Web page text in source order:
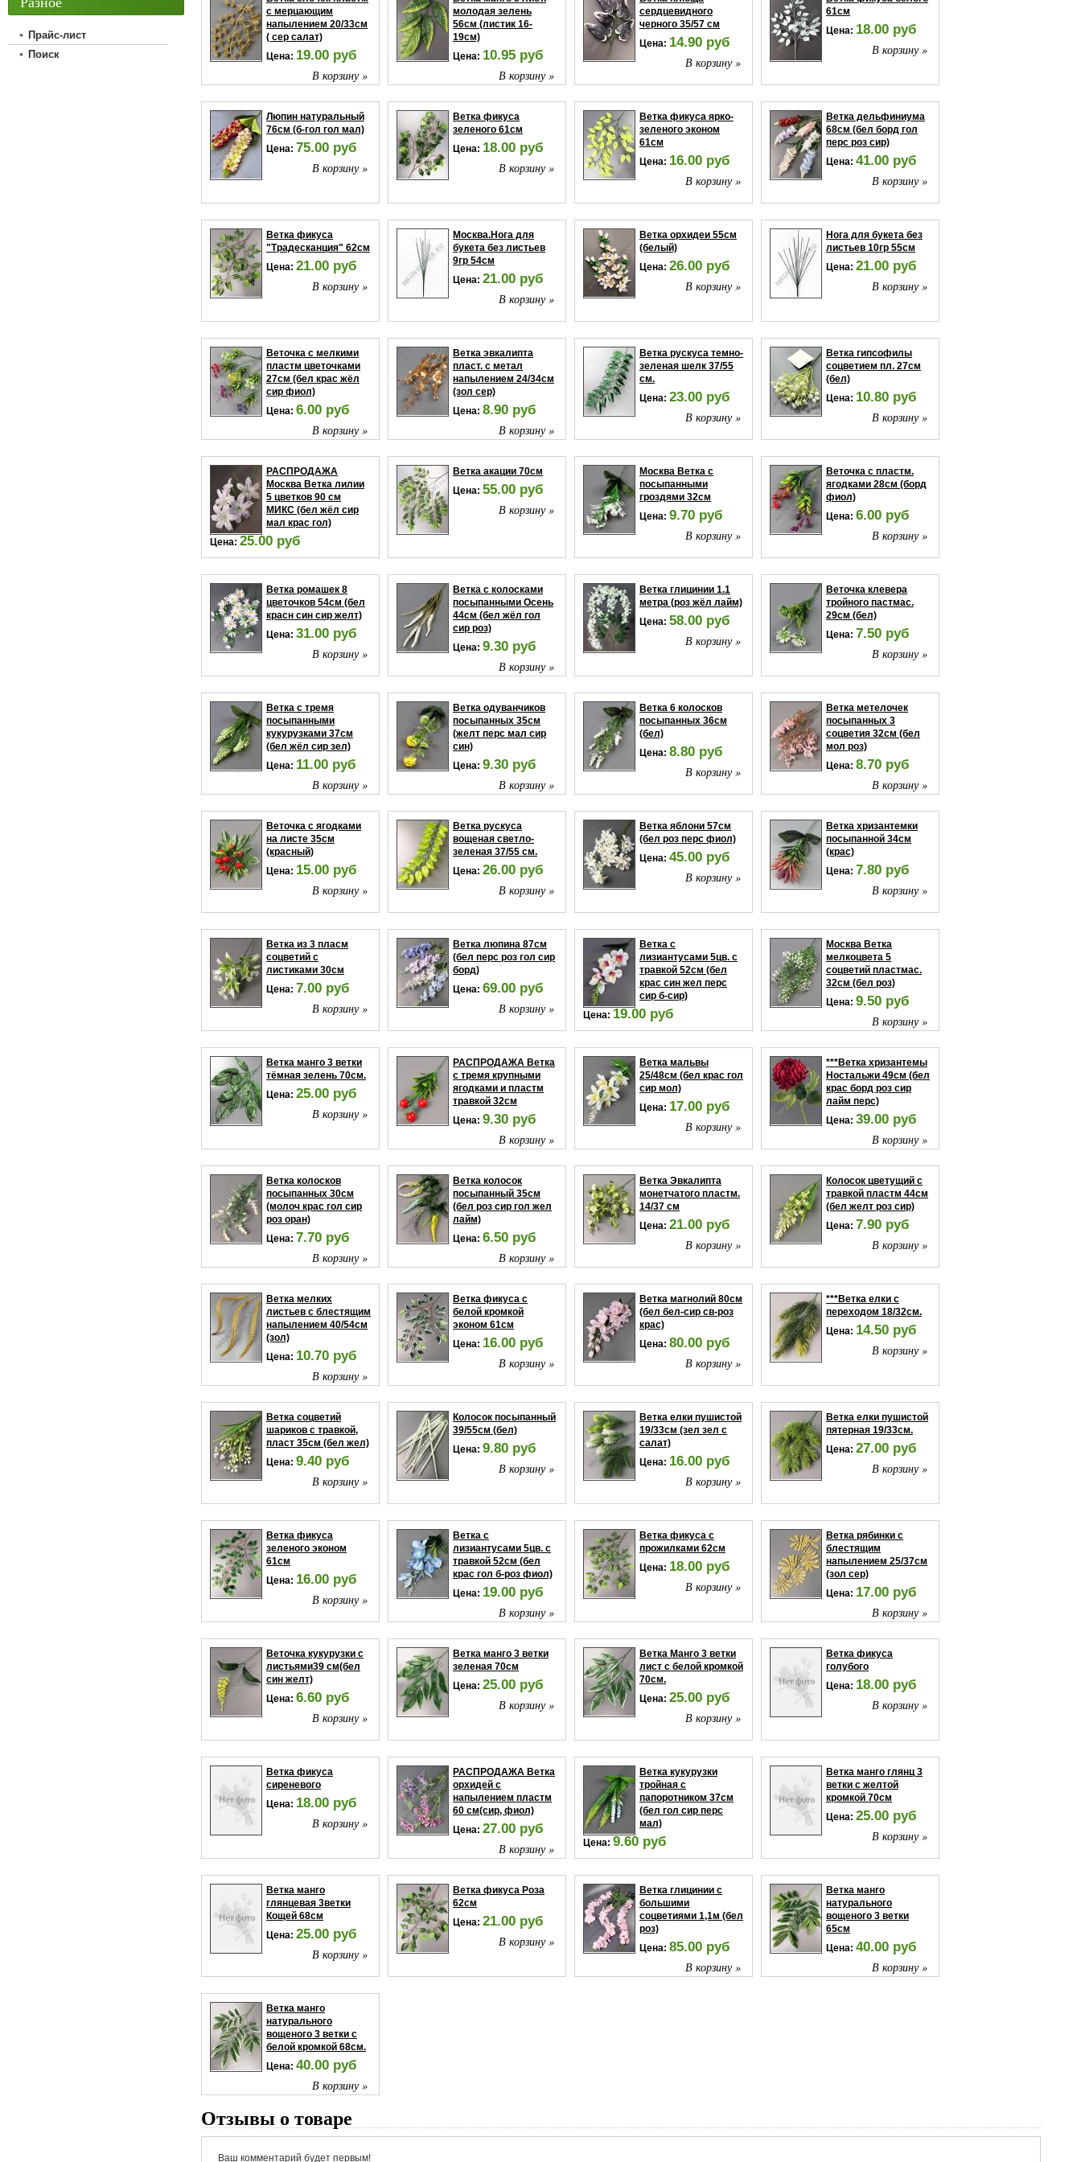
с мерцающим
напылением 20/33см
( сер салат)
Цена: 19.00 руб
В корзину »
молодая зелень
56см (листик 16-
19см)
Цена: 10.95 руб
В корзину »
сердцевидного
черного 35/57 см
Цена: 14.90 руб
В корзину »
61см
Цена: 18.00 руб
В корзину »
Люпин натуральный
76см (б-гол гол мал)
Цена: 75.00 руб
В корзину »
Ветка фикуса
зеленого 61см
Цена: 18.00 руб
В корзину »
Ветка фикуса ярко-
зеленого эконом
61см
Цена: 16.00 руб
В корзину »
Ветка дельфиниума
68см (бел борд гол
перс роз сир)
Цена: 41.00 руб
В корзину »
Ветка фикуса
"Традесканция" 62см
Цена: 21.00 руб
В корзину »
Москва.Нога для
букета без листьев
9гр 54см
Цена: 21.00 руб
В корзину »
Ветка орхидеи 55см
(белый)
Цена: 26.00 руб
В корзину »
Нога для букета без
листьев 10гр 55см
Цена: 21.00 руб
В корзину »
Веточка с мелкими
пластм цветочками
27см (бел крас жёл
сир фиол)
Цена: 6.00 руб
В корзину »
Ветка эвкалипта
пласт. с метал
напылением 24/34см
(зол сер)
Цена: 8.90 руб
В корзину »
Ветка рускуса темно-
зеленая шелк 37/55
см.
Цена: 23.00 руб
В корзину »
Ветка гипсофилы
соцветием пл. 27см
(бел)
Цена: 10.80 руб
В корзину »
РАСПРОДАЖА
Москва Ветка лилии
5 цветков 90 см
МИКС (бел жёл сир
мал крас гол)
Цена: 25.00 руб
В корзину »
Ветка акации 70см
Цена: 55.00 руб
В корзину »
Москва Ветка с
посыпанными
гроздями 32см
Цена: 9.70 руб
В корзину »
Веточка с пластм.
ягодками 28см (борд
фиол)
Цена: 6.00 руб
В корзину »
Ветка ромашек 8
цветочков 54см (бел
красн син сир желт)
Цена: 31.00 руб
В корзину »
Ветка с колосками
посыпанными Осень
44см (бел жёл гол
сир роз)
Цена: 9.30 руб
В корзину »
Ветка глицинии 1.1
метра (роз жёл лайм)
Цена: 58.00 руб
В корзину »
Веточка клевера
тройного пастмас.
29см (бел)
Цена: 7.50 руб
В корзину »
Ветка с тремя
посыпанными
кукурузками 37см
(бел жёл сир зел)
Цена: 11.00 руб
В корзину »
Ветка одуванчиков
посыпанных 35см
(желт перс мал сир
син)
Цена: 9.30 руб
В корзину »
Ветка 6 колосков
посыпанных 36см
(бел)
Цена: 8.80 руб
В корзину »
Ветка метелочек
посыпанных 3
соцветия 32см (бел
мол роз)
Цена: 8.70 руб
В корзину »
Веточка с ягодками
на листе 35см
(красный)
Цена: 15.00 руб
В корзину »
Ветка рускуса
вощеная светло-
зеленая 37/55 см.
Цена: 26.00 руб
В корзину »
Ветка яблони 57см
(бел роз перс фиол)
Цена: 45.00 руб
В корзину »
Ветка хризантемки
посыпанной 34см
(крас)
Цена: 7.80 руб
В корзину »
Ветка из 3 пласм
соцветий с
листиками 30см
Цена: 7.00 руб
В корзину »
Ветка люпина 87см
(бел перс роз гол сир
борд)
Цена: 69.00 руб
В корзину »
Ветка с
лизиантусами 5цв. с
травкой 52см (бел
крас син жел перс
сир б-сир)
Цена: 19.00 руб
В корзину »
Москва Ветка
мелкоцвета 5
соцветий пластмас.
32см (бел роз)
Цена: 9.50 руб
В корзину »
Ветка манго 3 ветки
тёмная зелень 70см.
Цена: 25.00 руб
В корзину »
РАСПРОДАЖА Ветка
с тремя крупными
ягодками и пластм
травкой 32см
Цена: 9.30 руб
В корзину »
Ветка мальвы
25/48см (бел крас гол
сир мол)
Цена: 17.00 руб
В корзину »
***Ветка хризантемы
Ностальжи 49см (бел
крас борд роз сир
лайм перс)
Цена: 39.00 руб
В корзину »
Ветка колосков
посыпанных 30см
(молоч крас гол сир
роз оран)
Цена: 7.70 руб
В корзину »
Ветка колосок
посыпанный 35см
(бел роз сир гол жел
лайм)
Цена: 6.50 руб
В корзину »
Ветка Эвкалипта
монетчатого пластм.
14/37 см
Цена: 21.00 руб
В корзину »
Колосок цветущий с
травкой пластм 44см
(бел желт роз сир)
Цена: 7.90 руб
В корзину »
Ветка мелких
листьев с блестящим
напылением 40/54см
(зол)
Цена: 10.70 руб
В корзину »
Ветка фикуса с
белой кромкой
эконом 61см
Цена: 16.00 руб
В корзину »
Ветка магнолий 80см
(бел бел-сир св-роз
крас)
Цена: 80.00 руб
В корзину »
***Ветка елки с
переходом 18/32см.
Цена: 14.50 руб
В корзину »
Ветка соцветий
шариков с травкой,
пласт 35см (бел жел)
Цена: 9.40 руб
В корзину »
Колосок посыпанный
39/55см (бел)
Цена: 9.80 руб
В корзину »
Ветка елки пушистой
19/33см (зел зел с
салат)
Цена: 16.00 руб
В корзину »
Ветка елки пушистой
пятерная 19/33см.
Цена: 27.00 руб
В корзину »
Ветка фикуса
зеленого эконом
61см
Цена: 16.00 руб
В корзину »
Ветка с
лизиантусами 5цв. с
травкой 52см (бел
крас гол б-роз фиол)
Цена: 19.00 руб
В корзину »
Ветка фикуса с
прожилками 62см
Цена: 18.00 руб
В корзину »
Ветка рябинки с
блестящим
напылением 25/37см
(зол сер)
Цена: 17.00 руб
В корзину »
Веточка кукурузки с
листьями39 см(бел
син желт)
Цена: 6.60 руб
В корзину »
Ветка манго 3 ветки
зеленая 70см
Цена: 25.00 руб
В корзину »
Ветка Манго 3 ветки
лист с белой кромкой
70см.
Цена: 25.00 руб
В корзину »
Ветка фикуса
голубого
Цена: 18.00 руб
В корзину »
Ветка фикуса
сиреневого
Цена: 18.00 руб
В корзину »
РАСПРОДАЖА Ветка
орхидей с
напылением пластм
60 см(сир, фиол)
Цена: 27.00 руб
В корзину »
Ветка кукурузки
тройная с
папоротником 37см
(бел гол сир перс
мал)
Цена: 9.60 руб
В корзину »
Ветка манго глянц 3
ветки с желтой
кромкой 70см
Цена: 25.00 руб
В корзину »
Ветка манго
глянцевая 3ветки
Кощей 68см
Цена: 25.00 руб
В корзину »
Ветка фикуса Роза
62см
Цена: 21.00 руб
В корзину »
Ветка глицинии с
большими
соцветиями 1,1м (бел
роз)
Цена: 85.00 руб
В корзину »
Ветка манго
натурального
вощеного 3 ветки
65см
Цена: 40.00 руб
В корзину »
Ветка манго
натурального
вощеного 3 ветки с
белой кромкой 68см.
Цена: 40.00 руб
В корзину »
Отзывы о товаре
Ваш комментарий будет первым!
Прайс-лист
Поиск